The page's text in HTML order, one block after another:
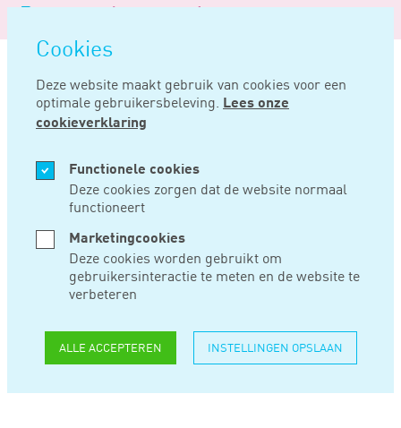
overslaan
Cookies
Deze website maakt gebruik van cookies voor een
optimale gebruikersbeleving. Lees onze
cookieverklaring
Functionele cookies
Deze cookies zorgen dat de website normaal
functioneert
Marketingcookies
Deze cookies worden gebruikt om
gebruikersinteractie te meten en de website te
verbeteren
ALLE ACCEPTEREN INSTELLINGEN OPSLAAN
Logo
Noord
Negentig
Home Nieuws
APR 18, 2019
FISCALE EENHEID
OB KAN OOK BIJ
GERINGE
GEZAMENLIJKE
ACTIVITEIT